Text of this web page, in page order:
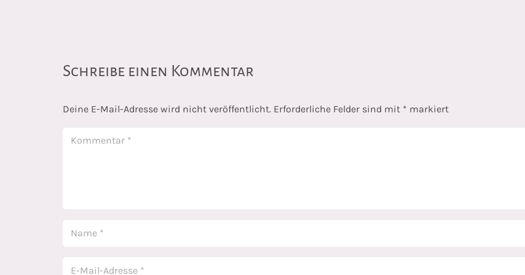
Schreibe einen Kommentar
Deine E-Mail-Adresse wird nicht veröffentlicht. Erforderliche Felder sind mit * markiert